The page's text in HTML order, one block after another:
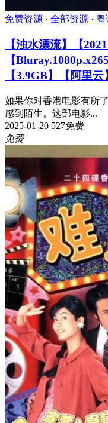
免费资源 · 全部资源 · 粤
【浊水漂流】【
【
【3.9GB】【阿里云
如果你对香港电影有所
感到陌生。这部电影...
2025-01-20 527免费
免费